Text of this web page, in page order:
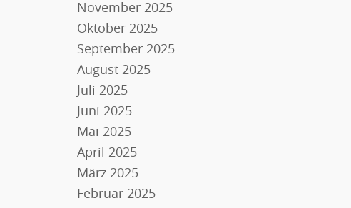
November 2025
Oktober 2025
September 2025
August 2025
Juli 2025
Juni 2025
Mai 2025
April 2025
März 2025
Februar 2025